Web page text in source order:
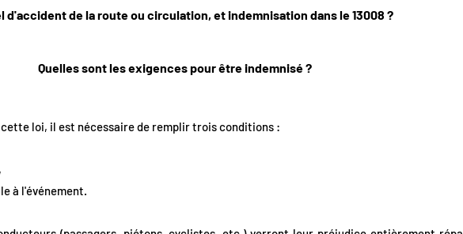
d'accident de la route ou circulation, et indemnisation dans le 13008 ?
Quelles sont les exigences pour être indemnisé ?
loi, il est nécessaire de remplir trois conditions :
à l'événement.